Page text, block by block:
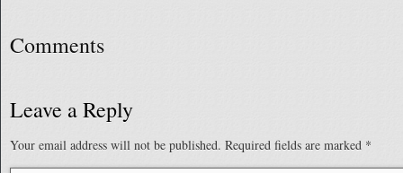
Comments
Leave a Reply
Your email address will not be published. Required fields are marked *